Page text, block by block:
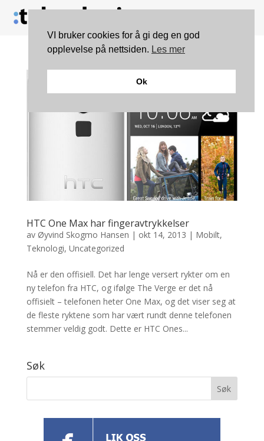
HTC One Max har fingeravtrykkelser
av Øyvind Skogmo Hansen | okt 14, 2013 | Mobilt,
Teknologi, Uncategorized
Nå er den offisiell. Det har lenge versert rykter om en
ny telefon fra HTC, og ifølge The Verge er det nå
offisielt – telefonen heter One Max, og det viser seg at
de fleste ryktene som har vært rundt denne telefonen
stemmer veldig godt. Dette er HTC Ones...
Søk
VI bruker cookies for å gi deg en god
opplevelse på nettsiden. Les mer
Ok